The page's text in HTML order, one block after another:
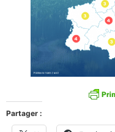
Partager :